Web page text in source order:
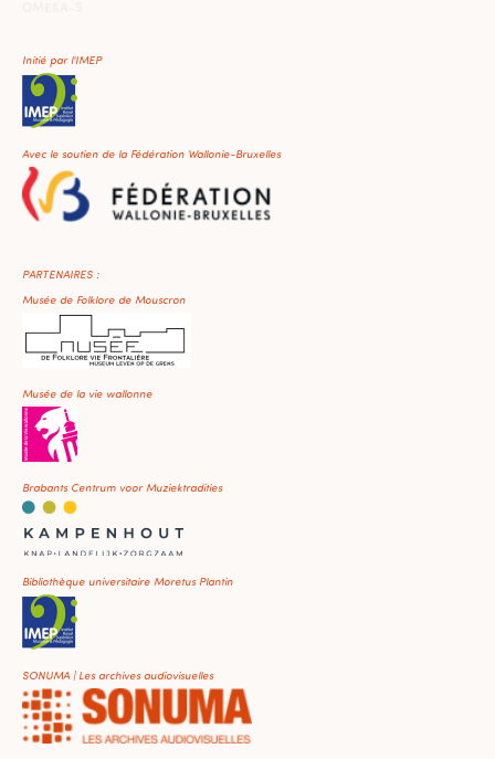
Initié par l'IMEP
Avec le soutien de la Fédération Wallonie-Bruxelles
PARTENAIRES :
Musée de Folklore de Mouscron
Musée de la vie wallonne
Brabants Centrum voor Muziektradities
Bibliothèque universitaire Moretus Plantin
SONUMA | Les archives audiovisuelles